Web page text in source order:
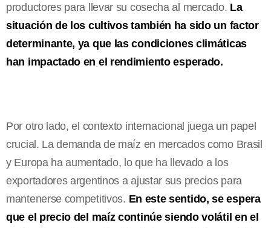
productores para llevar su cosecha al mercado. La
situación de los cultivos también ha sido un factor
determinante, ya que las condiciones climáticas
han impactado en el rendimiento esperado.
Por otro lado, el contexto internacional juega un papel
crucial. La demanda de maíz en mercados como Brasil
y Europa ha aumentado, lo que ha llevado a los
exportadores argentinos a ajustar sus precios para
mantenerse competitivos. En este sentido, se espera
que el precio del maíz continúe siendo volátil en el